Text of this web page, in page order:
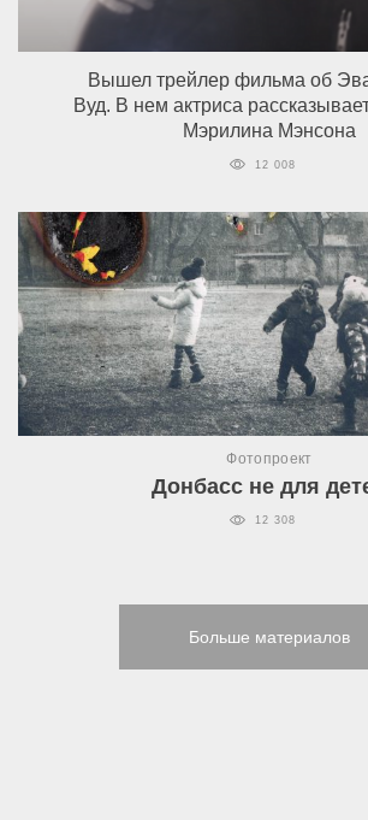
Вышел трейлер фильма об
Вуд. В нем актриса
Мэрилина Мэнсона
12 008
Фотопроект
Донбасс не для
12 308
Больше материалов